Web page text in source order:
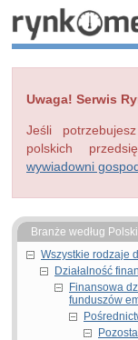
Uwaga! Serwis
Jeśli
polskich
wywiadowni
Branże według
Wszystkie rodzaje
Działalność
Finansowa
funduszów